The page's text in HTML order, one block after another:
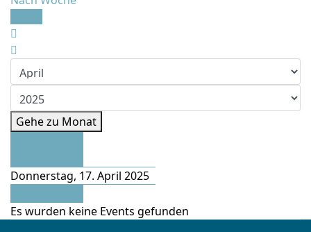
Gehe zu Monat
Donnerstag, 17. April 2025
Es wurden keine Events gefunden